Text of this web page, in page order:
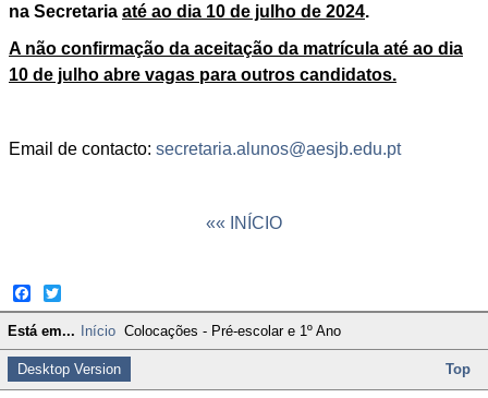
na Secretaria até ao dia 10 de julho de 2024.
A não confirmação da aceitação da matrícula até ao dia
10 de julho abre vagas para outros candidatos.
Email de contacto: secretaria.alunos@aesjb.edu.pt
«« INÍCIO
Facebook
Twitter
Está em... Início Colocações - Pré-escolar e 1º Ano
Desktop Version Top